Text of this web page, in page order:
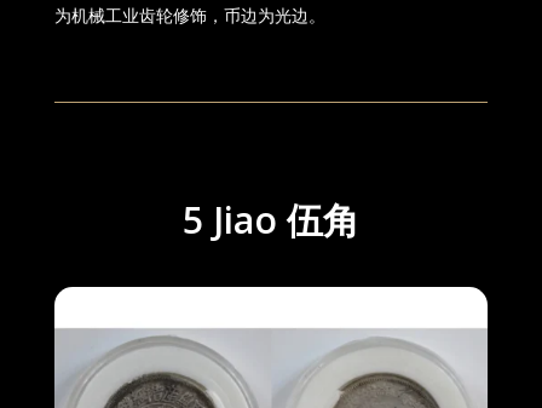
为机械工业齿轮修饰，币边为光边。
5 Jiao 伍角